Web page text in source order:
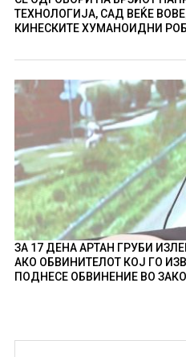
ТЕХНОЛОГИЈА, САД ВЕЌЕ
КИНЕСКИТЕ ХУМАНОИДНИ
ЗА 17 ДЕНА АРТАН ГРУБИ
АКО ОБВИНИТЕЛОТ КОЈ ГО
ПОДНЕСЕ ОБВИНЕНИЕ ВО